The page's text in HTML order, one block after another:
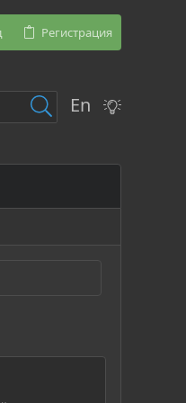
Регистрация
En